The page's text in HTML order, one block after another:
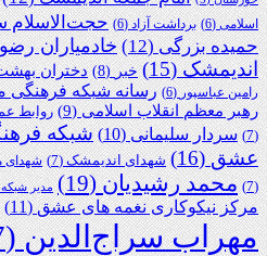
اسلامی(6) برداشت آزاد(6) حجت‌الاسلام
حمیده بزرگی(12) خادمیاران
اندیمشک(15) خبر(8) دختران
رامین عباسپور(6) رسانه شبکه
رهبر معظم انقلاب اسلامی(9)
روابط
(7)
سردار سلیمانی(10)
شبکه
عشق(16) شهدای اندیمشک(7) شهدای
(7)
محمد رشیدیان(19) مدیر
مرکز نیکوکاری نغمه های عشق(11)
مهراب سراج‌الدین(57)